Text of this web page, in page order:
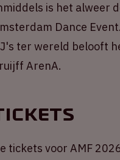
is het alweer
Dance
ter wereld belooft
ArenA.
tickets voor AMF